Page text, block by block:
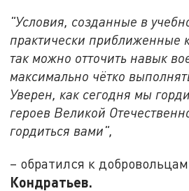
"Условия, созданные в
практически приближенные
так можно отточить навык
максимально чётко
Уверен, как сегодня мы
героев Великой
гордиться вами",
– обратился к добровольцам
Кондратьев.